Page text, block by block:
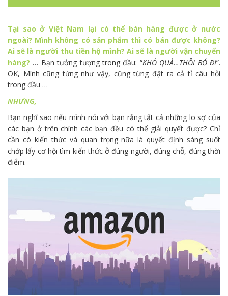
Tại sao ở Việt Nam lại có thể bán hàng được ở nước
ngoài? Mình không có sản phẩm thì có bán được không?
Ai sẽ là người thu tiền hộ mình? Ai sẽ là người vận chuyển
hàng? … Bạn tưởng tượng trong đầu: “KHÓ QUÁ…THÔI BỎ ĐI”.
OK, Mình cũng từng như vậy, cũng từng đặt ra cả tỉ câu hỏi
trong đầu …
NHƯNG,
Bạn nghĩ sao nếu mình nói với bạn rằng tất cả những lo sợ của
các bạn ở trên chính các bạn đều có thể giải quyết được? Chỉ
cần có kiến thức và quan trọng nữa là quyết định sáng suốt
chớp lấy cơ hội tìm kiến thức ở đúng người, đúng chỗ, đúng thời
điểm.